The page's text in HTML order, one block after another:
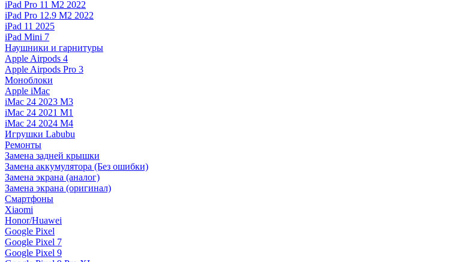
iPad Pro 11 M2 2022
iPad Pro 12.9 M2 2022
iPad 11 2025
iPad Mini 7
Наушники и гарнитуры
Apple Airpods 4
Apple Airpods Pro 3
Моноблоки
Apple iMac
iMac 24 2023 M3
iMac 24 2021 M1
iMac 24 2024 M4
Игрушки Labubu
Ремонты
Замена задней крышки
Замена аккумулятора (Без ошибки)
Замена экрана (аналог)
Замена экрана (оригинал)
Смартфоны
Xiaomi
Honor/Huawei
Google Pixel
Google Pixel 7
Google Pixel 9